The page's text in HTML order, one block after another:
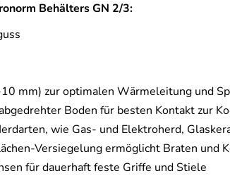
Behälters GN 2/3:
mm) zur optimalen Wärmeleitung und
Boden für besten Kontakt zur
wie Gas- und Elektroherd,
Versiegelung ermöglicht Braten und
für dauerhaft feste Griffe und Stiele